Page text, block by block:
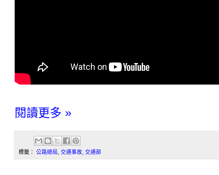
閱讀更多 »
標籤： 公路總局 交通事故 交通部